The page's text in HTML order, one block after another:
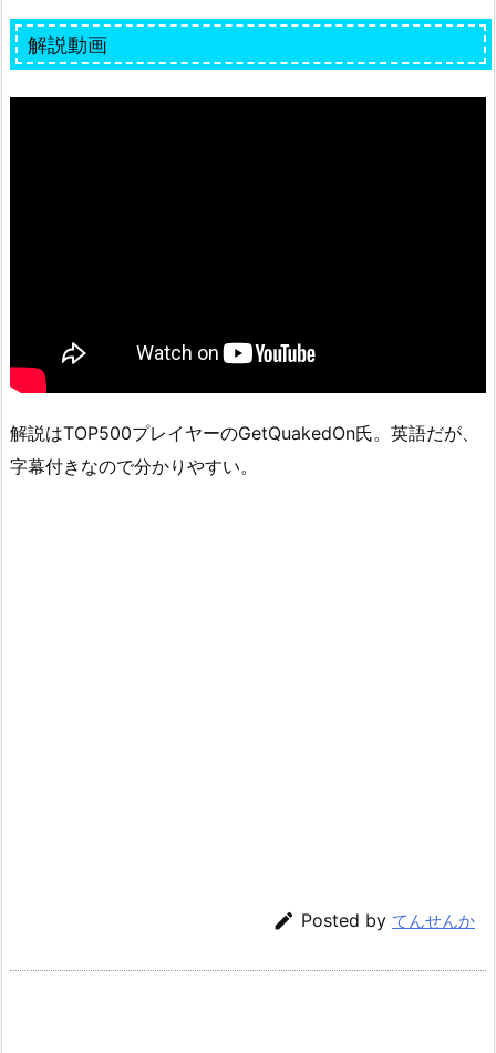
解説動画
解説はTOP500プレイヤーのGetQuakedOn氏。英語だが、
字幕付きなので分かりやすい。
 Posted by てんせんか